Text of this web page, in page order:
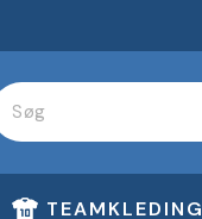
TEAMKLEDING